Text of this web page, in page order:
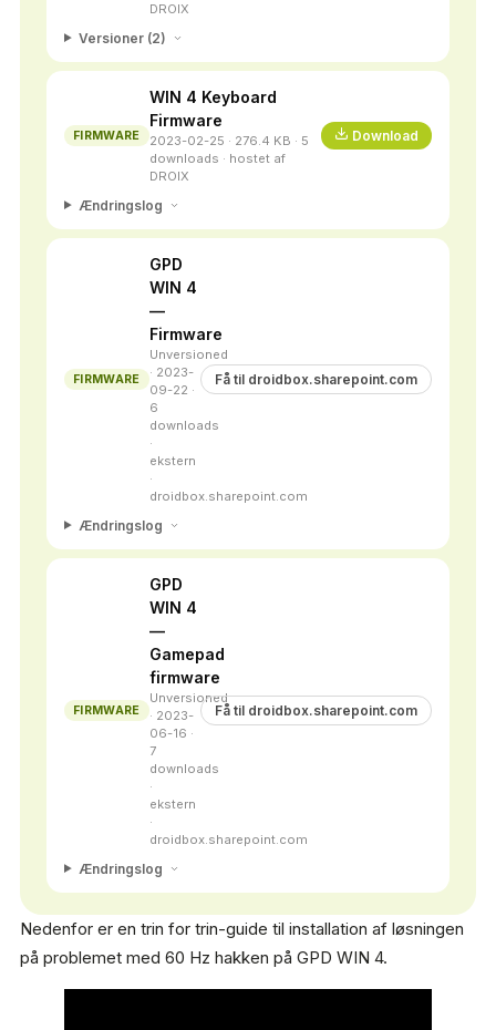
DROIX
Versioner (2)
FIRMWARE
WIN 4 Keyboard
Firmware
2023-02-25 · 276.4 KB · 5
downloads · hostet af
DROIX
Download
Ændringslog
FIRMWARE
GPD
WIN 4
—
Firmware
Unversioned
· 2023-
09-22 ·
6
downloads
·
ekstern
·
droidbox.sharepoint.com
Få til droidbox.sharepoint.com
Ændringslog
FIRMWARE
GPD
WIN 4
—
Gamepad
firmware
Unversioned
· 2023-
06-16 ·
7
downloads
·
ekstern
·
droidbox.sharepoint.com
Få til droidbox.sharepoint.com
Ændringslog
Nedenfor er en trin for trin-guide til installation af løsningen
på problemet med 60 Hz hakken på GPD WIN 4.